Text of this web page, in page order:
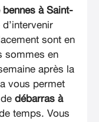
à Saint-
sont en
sommes en
après la
vous permet
débarras à
temps. Vous